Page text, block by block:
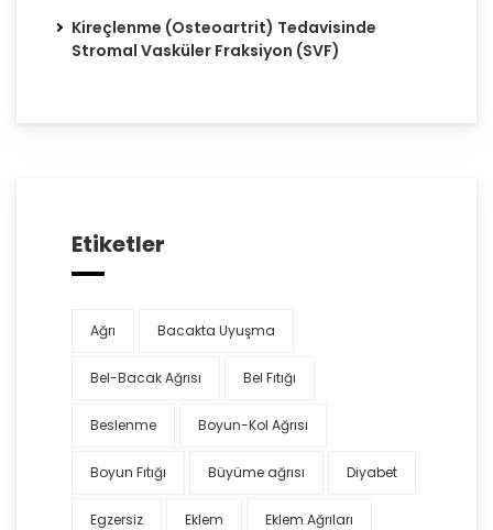
Kireçlenme (Osteoartrit) Tedavisinde
Stromal Vasküler Fraksiyon (SVF)
Etiketler
Ağrı Bacakta Uyuşma
Bel-Bacak Ağrısı Bel Fıtığı
Beslenme Boyun-Kol Ağrısı
Boyun Fıtığı Büyüme ağrısı Diyabet
Egzersiz Eklem Eklem Ağrıları